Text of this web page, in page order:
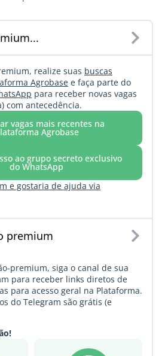
realize suas buscas
Agrobase e faça parte do
para receber novas vagas
com antecedência.
vagas mais recentes na
Agrobase
ao grupo secreto exclusivo
do WhatsApp
e gostaria de ajuda via
premium
premium, siga o canal de sua
para receber links diretos de
para acesso geral na Plataforma.
do Telegram são grátis (e